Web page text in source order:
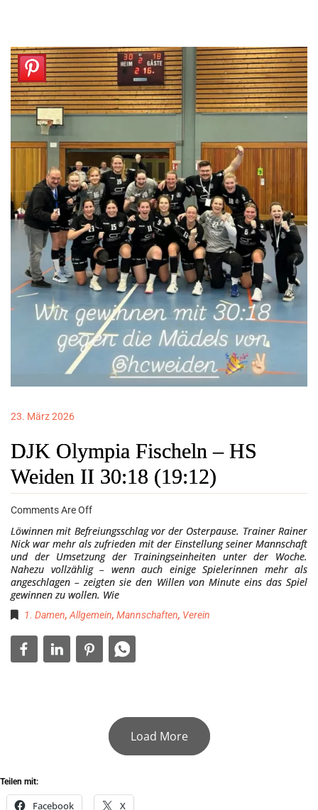
23. März 2026
DJK Olympia Fischeln – HS
Weiden II 30:18 (19:12)
Comments Are Off
Löwinnen mit Befreiungsschlag vor der Osterpause. Trainer Rainer
Nick war mehr als zufrieden mit der Einstellung seiner Mannschaft
und der Umsetzung der Trainingseinheiten unter der Woche.
Nahezu vollzählig – wenn auch einige Spielerinnen mehr als
angeschlagen – zeigten sie den Willen von Minute eins das Spiel
gewinnen zu wollen. Wie
1. Damen, Allgemein, Mannschaften, Verein
Load More
Teilen mit:
Facebook X